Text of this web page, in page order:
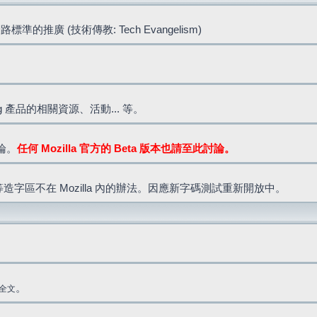
標準的推廣 (技術傳教: Tech Evangelism)
品的相關資源、活動... 等。
任何 Mozilla 官方的 Beta 版本也請至此討論。
字區不在 Mozilla 內的辦法。因應新字碼測試重新開放中。
文 。